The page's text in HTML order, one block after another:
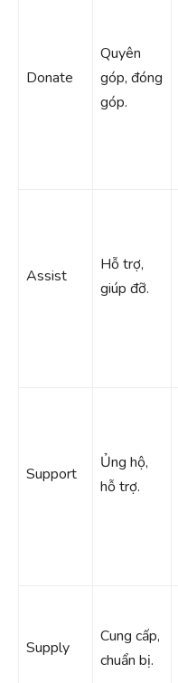
Donate
Quyên
góp, đóng
góp.
Assist
Hỗ trợ,
giúp đỡ.
Support
Ủng hộ,
hỗ trợ.
Supply
Cung cấp,
chuẩn bị.